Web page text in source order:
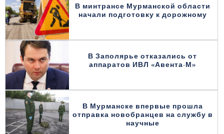
В минтрансе Мурманской области
начали подготовку к дорожному
В Заполярье отказались от
аппаратов ИВЛ «Авента-М»
В Мурманске впервые прошла
отправка новобранцев на службу в
научные